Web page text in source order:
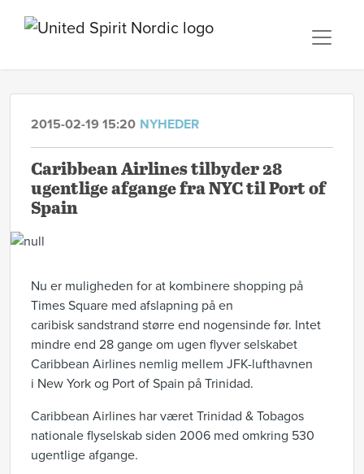
2015-02-19 15:20 NYHEDER
Caribbean Airlines tilbyder 28
ugentlige afgange fra NYC til Port of
Spain
Nu er muligheden for at kombinere shopping på
Times Square med afslapning på en
caribisk sandstrand større end nogensinde før. Intet
mindre end 28 gange om ugen flyver selskabet
Caribbean Airlines nemlig mellem JFK-lufthavnen
i New York og Port of Spain på Trinidad.
Caribbean Airlines har været Trinidad & Tobagos
nationale flyselskab siden 2006 med omkring 530
ugentlige afgange.